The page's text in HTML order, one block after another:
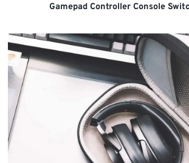
Gamepad Controller Console